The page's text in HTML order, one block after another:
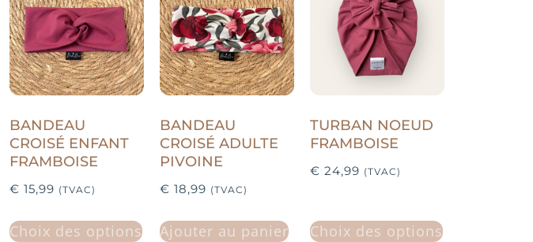
BANDEAU
CROISÉ ENFANT
FRAMBOISE
€ 15,99 (TVAC)
Choix des options
BANDEAU
CROISÉ ADULTE
PIVOINE
€ 18,99 (TVAC)
Ajouter au panier
TURBAN NOEUD
FRAMBOISE
€ 24,99 (TVAC)
Choix des options